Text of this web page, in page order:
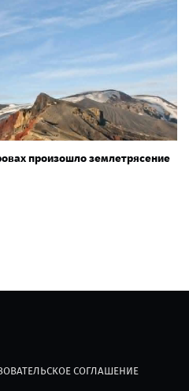
произошло землетрясение
СОГЛАШЕНИЕ